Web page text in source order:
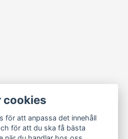
cookies
för att anpassa det innehåll
för att du ska få bästa